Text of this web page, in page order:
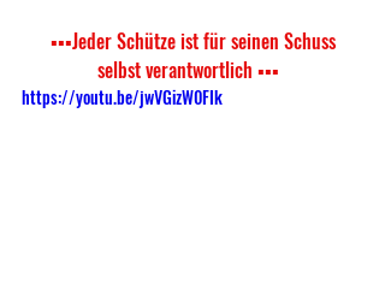
selbst verantwortlich ▪▪▪
https://youtu.be/jwVGizW0FIk